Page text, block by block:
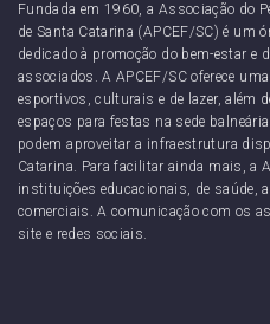
Fundada em 1960, a Associação do
de Santa Catarina (APCEF/SC) é um
dedicado à promoção do bem-estar e
associados. A APCEF/SC oferece
esportivos, culturais e de lazer, além
espaços para festas na sede
podem aproveitar a infraestrutura
Catarina. Para facilitar ainda mais, a
instituições educacionais, de saúde,
comerciais. A comunicação com os
site e redes sociais.